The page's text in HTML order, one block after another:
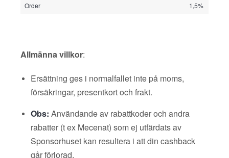
Order 1,5%
Allmänna villkor:
Ersättning ges i normalfallet inte på moms,
försäkringar, presentkort och frakt.
Obs: Användande av rabattkoder och andra
rabatter (t ex Mecenat) som ej utfärdats av
Sponsorhuset kan resultera i att din cashback
går förlorad.